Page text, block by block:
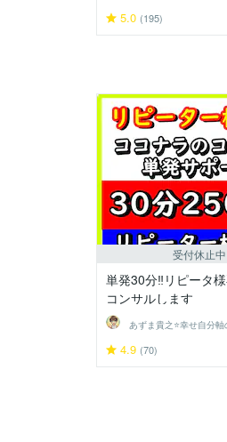
5.0 (195)
受付休止中
単発30分‼️リピータ
コンサルします
4.9 (70)